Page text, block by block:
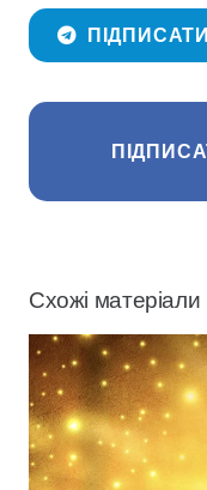
Схожі матеріали